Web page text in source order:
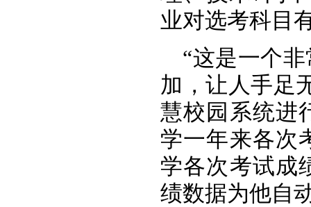
业对选考科目
“这是一个
加，让人手足
慧校园系统
学一年来各次
学各次考试成
绩数据为他自